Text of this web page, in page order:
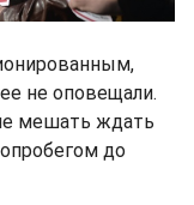
не оповещали.
мешать ждать
до